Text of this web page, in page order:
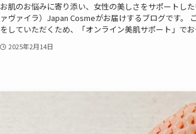
お肌のお悩みに寄り添い、女性の美しさをサポートし
ァヴァイラ）Japan Cosmeがお届けするブログです。
をしていただくため、「オンライン美肌サポート」で
2025年2月14日